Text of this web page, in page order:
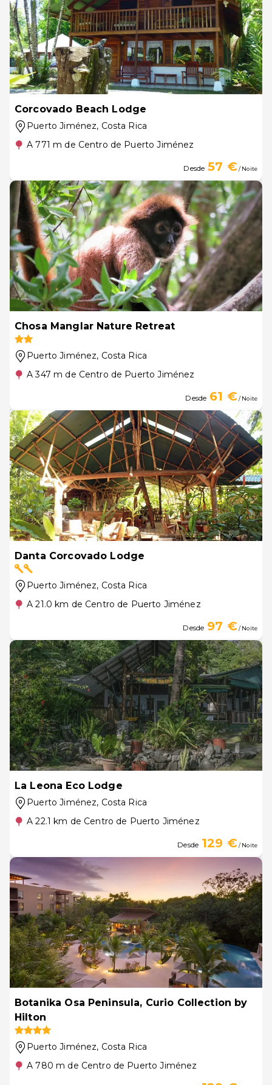
Corcovado Beach Lodge
Puerto Jiménez, Costa Rica
A 771 m de Centro de Puerto Jiménez
Desde 57 €/ Noite
Chosa Manglar Nature Retreat
Puerto Jiménez, Costa Rica
A 347 m de Centro de Puerto Jiménez
Desde 61 €/ Noite
Danta Corcovado Lodge
Puerto Jiménez, Costa Rica
A 21.0 km de Centro de Puerto Jiménez
Desde 97 €/ Noite
La Leona Eco Lodge
Puerto Jiménez, Costa Rica
A 22.1 km de Centro de Puerto Jiménez
Desde 129 €/ Noite
Botanika Osa Peninsula, Curio Collection by
Hilton
Puerto Jiménez, Costa Rica
A 780 m de Centro de Puerto Jiménez